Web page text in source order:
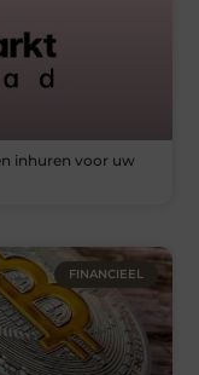
inhuren voor uw
FINANCIEEL